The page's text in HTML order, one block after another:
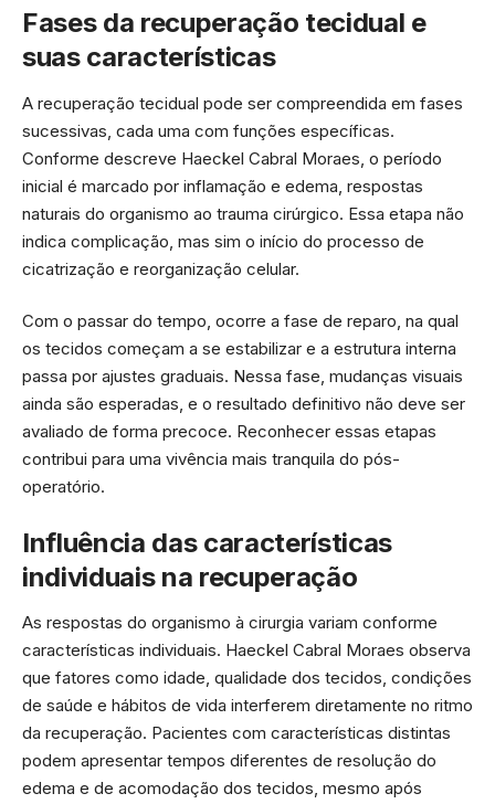
Fases da recuperação tecidual e
suas características
A recuperação tecidual pode ser compreendida em fases
sucessivas, cada uma com funções específicas.
Conforme descreve Haeckel Cabral Moraes, o período
inicial é marcado por inflamação e edema, respostas
naturais do organismo ao trauma cirúrgico. Essa etapa não
indica complicação, mas sim o início do processo de
cicatrização e reorganização celular.
Com o passar do tempo, ocorre a fase de reparo, na qual
os tecidos começam a se estabilizar e a estrutura interna
passa por ajustes graduais. Nessa fase, mudanças visuais
ainda são esperadas, e o resultado definitivo não deve ser
avaliado de forma precoce. Reconhecer essas etapas
contribui para uma vivência mais tranquila do pós-
operatório.
Influência das características
individuais na recuperação
As respostas do organismo à cirurgia variam conforme
características individuais. Haeckel Cabral Moraes observa
que fatores como idade, qualidade dos tecidos, condições
de saúde e hábitos de vida interferem diretamente no ritmo
da recuperação. Pacientes com características distintas
podem apresentar tempos diferentes de resolução do
edema e de acomodação dos tecidos, mesmo após